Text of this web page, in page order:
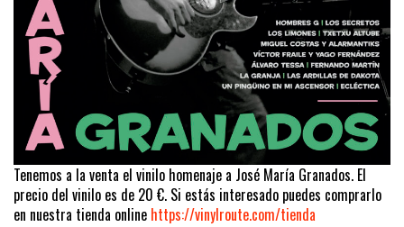
Tenemos a la venta el vinilo homenaje a José María Granados. El
precio del vinilo es de 20 €. Si estás interesado puedes comprarlo
en nuestra tienda online https://vinylroute.com/tienda